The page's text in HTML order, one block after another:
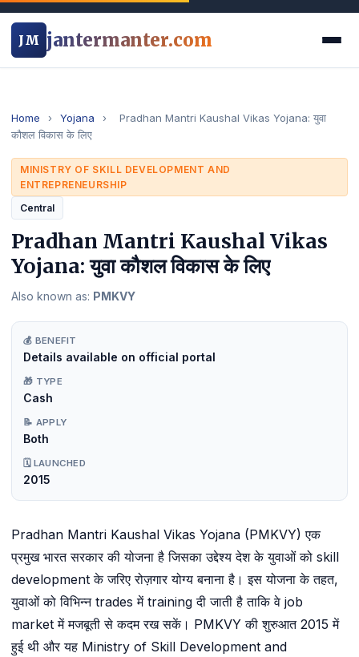
JM jantermanter.com
Home › Yojana ›
Pradhan Mantri Kaushal Vikas Yojana: युवा
कौशल विकास के लिए
MINISTRY OF SKILL DEVELOPMENT AND
ENTREPRENEURSHIP
Central
Pradhan Mantri Kaushal Vikas
Yojana: युवा कौशल विकास के लिए
Also known as: PMKVY
💰 BENEFIT
Details available on official portal
🎁 TYPE
Cash
📝 APPLY
Both
🗓️ LAUNCHED
2015
Pradhan Mantri Kaushal Vikas Yojana (PMKVY) एक
प्रमुख भारत सरकार की योजना है जिसका उद्देश्य देश के युवाओं को skill
development के जरिए रोज़गार योग्य बनाना है। इस योजना के तहत,
युवाओं को विभिन्न trades में training दी जाती है ताकि वे job
market में मजबूती से कदम रख सकें। PMKVY की शुरुआत 2015 में
हुई थी और यह Ministry of Skill Development and